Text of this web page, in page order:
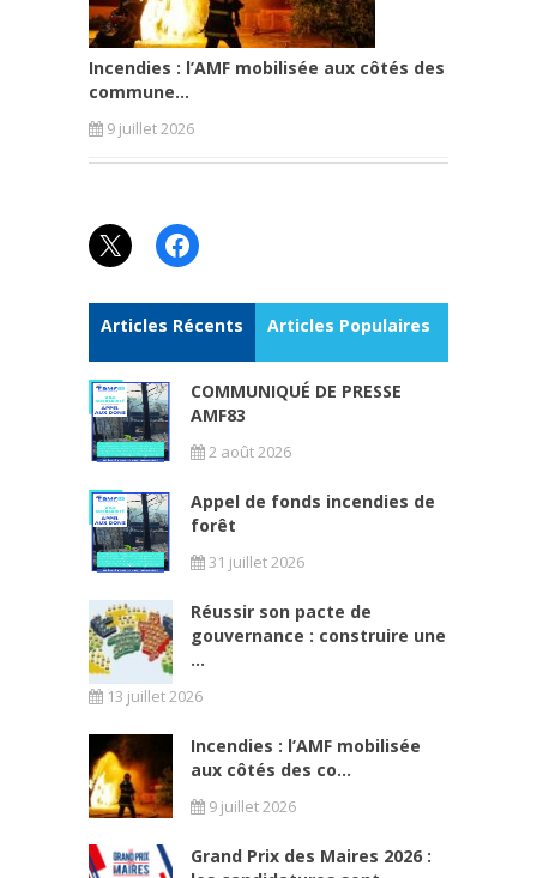
Incendies : l’AMF mobilisée aux côtés des
commune...
9 juillet 2026
X Facebook
Articles Récents Articles Populaires
COMMUNIQUÉ DE PRESSE
AMF83
2 août 2026
Appel de fonds incendies de
forêt
31 juillet 2026
Réussir son pacte de
gouvernance : construire une
...
13 juillet 2026
Incendies : l’AMF mobilisée
aux côtés des co...
9 juillet 2026
Grand Prix des Maires 2026 :